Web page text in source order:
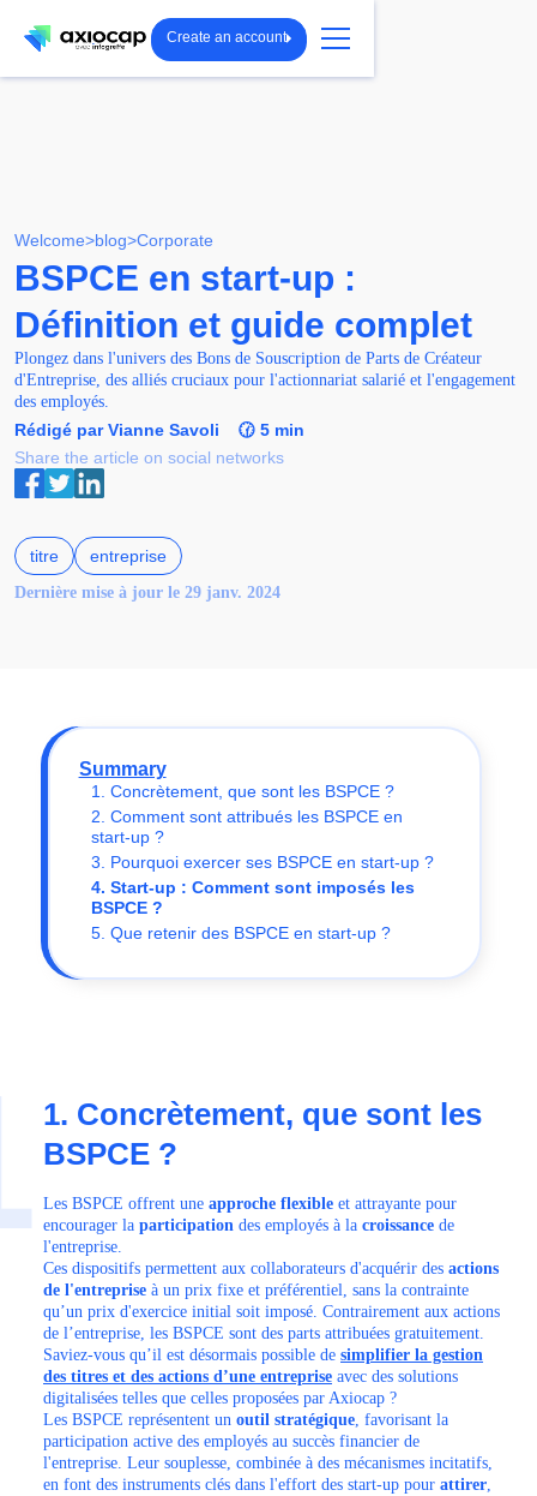
Create an account
Welcome>blog>Corporate
BSPCE en start-up :
Définition et guide complet
Plongez dans l'univers des Bons de Souscription de Parts de Créateur
d'Entreprise, des alliés cruciaux pour l'actionnariat salarié et l'engagement
des employés.
Rédigé par Vianne Savoli
🕜 5 min
Share the article on social networks
titre entreprise
Dernière mise à jour le 29 janv. 2024
Summary
1. Concrètement, que sont les BSPCE ?
2. Comment sont attribués les BSPCE en
start-up ?
3. Pourquoi exercer ses BSPCE en start-up ?
4. Start-up : Comment sont imposés les
BSPCE ?
5. Que retenir des BSPCE en start-up ?
1. Concrètement, que sont les
BSPCE ?
Les BSPCE offrent une approche flexible et attrayante pour
encourager la participation des employés à la croissance de
l'entreprise.
Ces dispositifs permettent aux collaborateurs d'acquérir des actions
de l'entreprise à un prix fixe et préférentiel, sans la contrainte
qu’un prix d'exercice initial soit imposé. Contrairement aux actions
de l’entreprise, les BSPCE sont des parts attribuées gratuitement.
Saviez-vous qu’il est désormais possible de simplifier la gestion
des titres et des actions d’une entreprise avec des solutions
digitalisées telles que celles proposées par Axiocap ?
Les BSPCE représentent un outil stratégique, favorisant la
participation active des employés au succès financier de
l'entreprise. Leur souplesse, combinée à des mécanismes incitatifs,
en font des instruments clés dans l'effort des start-up pour attirer,